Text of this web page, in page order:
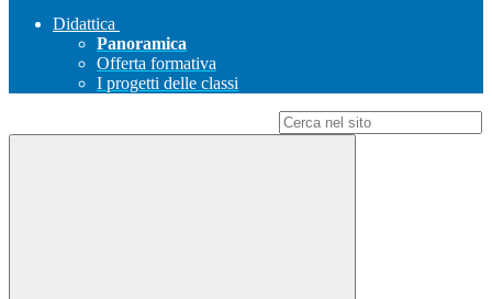
Didattica
Panoramica
Offerta formativa
I progetti delle classi